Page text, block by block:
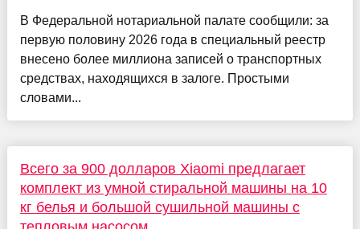
В Федеральной нотариальной палате сообщили: за
первую половину 2026 года в специальный реестр
внесено более миллиона записей о транспортных
средствах, находящихся в залоге. Простыми
словами...
Всего за 900 долларов Xiaomi предлагает
комплект из умной стиральной машины на 10
кг белья и большой сушильной машины с